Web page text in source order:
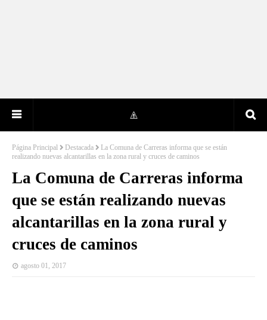
Página Principal Destacada
La Comuna de Carreras informa que se están
realizando nuevas alcantarillas en la zona rural y cruces de caminos
La Comuna de Carreras informa
que se están realizando nuevas
alcantarillas en la zona rural y
cruces de caminos
agosto 01, 2017